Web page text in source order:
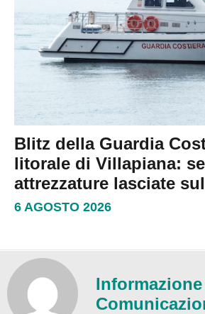
Blitz della Guardia
litorale di Villapiana:
attrezzature lasciate
6 AGOSTO 2026